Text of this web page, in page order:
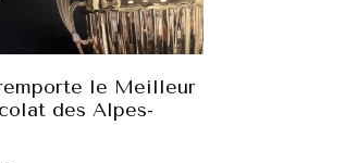
le Meilleur
des Alpes-